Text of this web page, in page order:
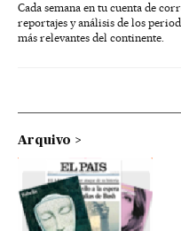
Cada semana en tu cuenta de
reportajes y análisis de los
más relevantes del continente.
Arquivo